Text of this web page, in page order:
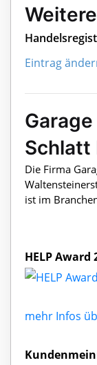
Eintrag
Schlatt
Die Firma
ist im
HELP Award
mehr Infos